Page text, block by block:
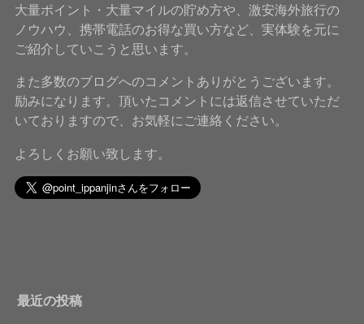
大量ポイント・大量マイルの貯め方や、激安海外旅行の
ノウハウ、携帯電話のお得な買い方など、実体験を元に
ご紹介していこうと思います。
また多数のブログへのコメントありがとうございます。
励みになります。頂いたコメントには返信させていただ
いておりますので、お気軽にご連絡ください。
よろしくお願い致します。
最近の投稿